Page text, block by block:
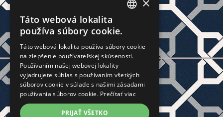
GERMAN
ENGLISH
FRENCH
Táto webová lokalita
používa súbory cookie.
Táto webová lokalita používa súbory cookie
na zlepšenie používateľskej skúsenosti.
Používaním našej webovej lokality
vyjadrujete súhlas s používaním všetkých
súborov cookie v súlade s našimi zásadami
používania súborov cookie. Prečítať viac
PRIJAŤ VŠETKO